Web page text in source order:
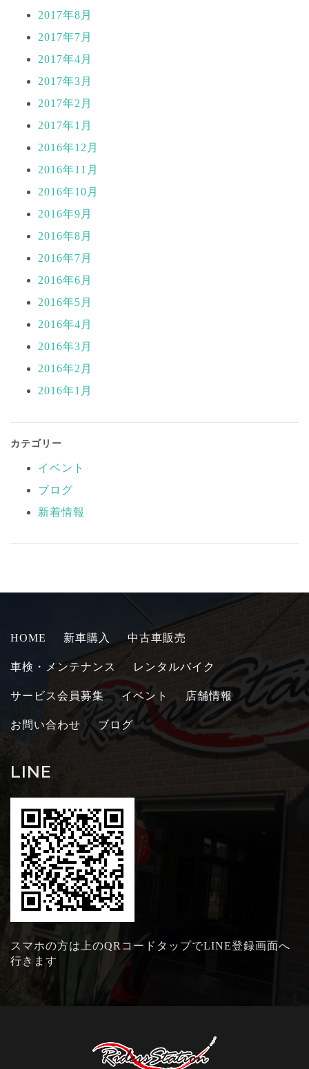
2017年8月
2017年7月
2017年4月
2017年3月
2017年2月
2017年1月
2016年12月
2016年11月
2016年10月
2016年9月
2016年8月
2016年7月
2016年6月
2016年5月
2016年4月
2016年3月
2016年2月
2016年1月
カテゴリー
イベント
ブログ
新着情報
HOME 新車購入 中古車販売
車検・メンテナンス レンタルバイク
サービス会員募集 イベント 店舗情報
お問い合わせ ブログ
LINE
スマホの方は上のQRコードタップでLINE登録画面へ
行きます